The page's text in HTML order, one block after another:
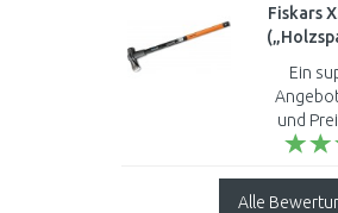
Fiskars
Ein
und
Alle